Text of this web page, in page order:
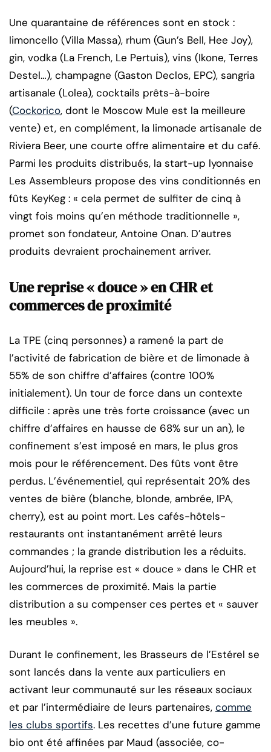
Une quarantaine de références sont en stock :
limoncello (Villa Massa), rhum (Gun’s Bell, Hee Joy),
gin, vodka (La French, Le Pertuis), vins (Ikone, Terres
Destel…), champagne (Gaston Declos, EPC), sangria
artisanale (Lolea), cocktails prêts-à-boire
(Cockorico, dont le Moscow Mule est la meilleure
vente) et, en complément, la limonade artisanale de
Riviera Beer, une courte offre alimentaire et du café.
Parmi les produits distribués, la start-up lyonnaise
Les Assembleurs propose des vins conditionnés en
fûts KeyKeg : « cela permet de sulfiter de cinq à
vingt fois moins qu’en méthode traditionnelle »,
promet son fondateur, Antoine Onan. D’autres
produits devraient prochainement arriver.
Une reprise « douce » en CHR et
commerces de proximité
La TPE (cinq personnes) a ramené la part de
l’activité de fabrication de bière et de limonade à
55% de son chiffre d’affaires (contre 100%
initialement). Un tour de force dans un contexte
difficile : après une très forte croissance (avec un
chiffre d’affaires en hausse de 68% sur un an), le
confinement s’est imposé en mars, le plus gros
mois pour le référencement. Des fûts vont être
perdus. L’événementiel, qui représentait 20% des
ventes de bière (blanche, blonde, ambrée, IPA,
cherry), est au point mort. Les cafés-hôtels-
restaurants ont instantanément arrêté leurs
commandes ; la grande distribution les a réduits.
Aujourd’hui, la reprise est « douce » dans le CHR et
les commerces de proximité. Mais la partie
distribution a su compenser ces pertes et « sauver
les meubles ».
Durant le confinement, les Brasseurs de l’Estérel se
sont lancés dans la vente aux particuliers en
activant leur communauté sur les réseaux sociaux
et par l’intermédiaire de leurs partenaires, comme
les clubs sportifs. Les recettes d’une future gamme
bio ont été affinées par Maud (associée, co-